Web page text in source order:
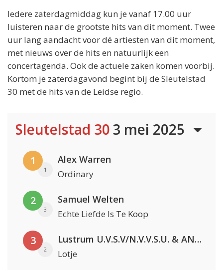
Iedere zaterdagmiddag kun je vanaf 17.00 uur
luisteren naar de grootste hits van dit moment. Twee
uur lang aandacht voor dé artiesten van dit moment,
met nieuws over de hits en natuurlijk een
concertagenda. Ook de actuele zaken komen voorbij.
Kortom je zaterdagavond begint bij de Sleutelstad
30 met de hits van de Leidse regio.
Sleutelstad 303 mei 2025
1
1
Alex Warren
Ordinary
2
3
Samuel Welten
Echte Liefde Is Te Koop
3
2
Lustrum U.V.S.V/N.V.V.S.U. & ANNO ONS & Jopke van Dobbenburgh & Roeland Beelen
Lotje